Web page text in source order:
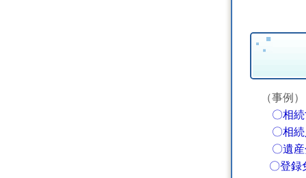
（事例）
〇相
〇相続人
〇遺
〇登録免